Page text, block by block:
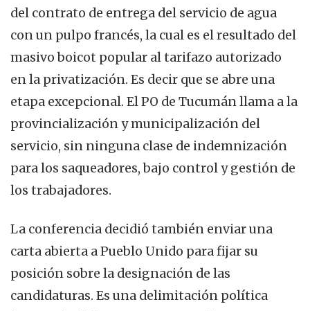
del contrato de entrega del servicio de agua
con un pulpo francés, la cual es el resultado del
masivo boicot popular al tarifazo autorizado
en la privatización. Es decir que se abre una
etapa excepcional. El PO de Tucumán llama a la
provincialización y municipalización del
servicio, sin ninguna clase de indemnización
para los saqueadores, bajo control y gestión de
los trabajadores.
La conferencia decidió también enviar una
carta abierta a Pueblo Unido para fijar su
posición sobre la designación de las
candidaturas. Es una delimitación política